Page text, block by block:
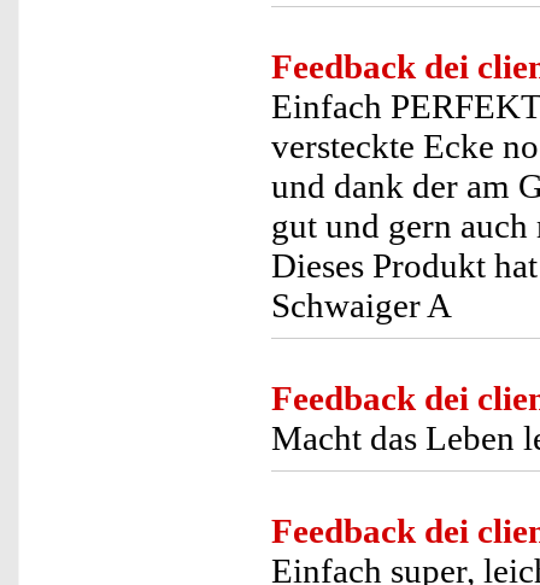
Feedback dei
Einfach
versteckte Ecke
und dank der am
gut und gern
Dieses Produkt
Schwaiger A
Feedback dei
Macht das Leben
Feedback dei
Einfach super,